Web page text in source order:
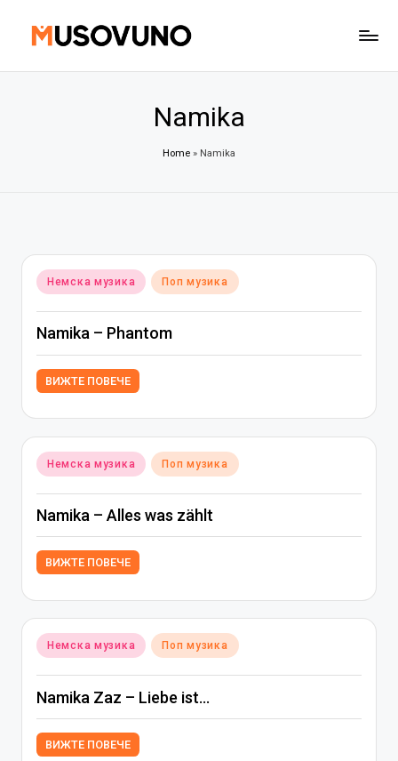
Namika
Home » Namika
Posted
in
Немска музика Поп музика
Namika – Phantom
ВИЖТЕ ПОВЕЧЕ
Posted
in
Немска музика Поп музика
Namika – Alles was zählt
ВИЖТЕ ПОВЕЧЕ
Posted
in
Немска музика Поп музика
Namika Zaz – Liebe ist…
ВИЖТЕ ПОВЕЧЕ